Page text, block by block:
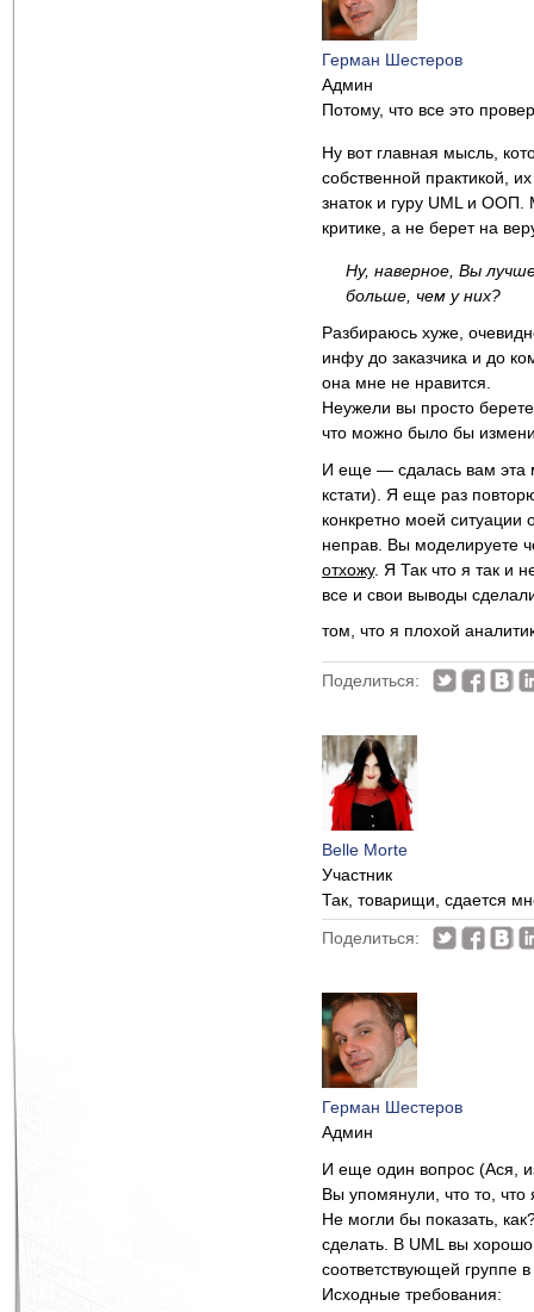
Герман Шестеров
Админ
Потому, что все это
Ну вот главная мысль,
собственной практикой,
знаток и гуру UML и ООП.
критике, а не берет на
Ну, наверное, Вы
больше, чем у них?
Разбираюсь хуже,
инфу до заказчика и до
она мне не нравится.
Неужели вы просто
что можно было бы
И еще — сдалась вам эта
кстати). Я еще раз
конкретно моей ситуации
неправ. Вы моделируете
отхожу. Я Так что я так и
все и свои выводы
том, что я плохой
Поделиться:
Belle Morte
Участник
Так, товарищи, сдается
Поделиться:
Герман Шестеров
Админ
И еще один вопрос (Ася,
Вы упомянули, что то, что
Не могли бы показать,
сделать. В UML вы
соответствующей группе
Исходные требования: